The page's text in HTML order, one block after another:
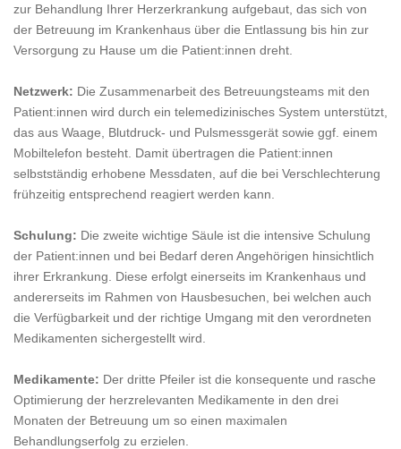
zur Behandlung Ihrer Herzerkrankung aufgebaut, das sich von
der Betreuung im Krankenhaus über die Entlassung bis hin zur
Versorgung zu Hause um die Patient:innen dreht.
Netzwerk: Die Zusammenarbeit des Betreuungsteams mit den
Patient:innen wird durch ein telemedizinisches System unterstützt,
das aus Waage, Blutdruck- und Pulsmessgerät sowie ggf. einem
Mobiltelefon besteht. Damit übertragen die Patient:innen
selbstständig erhobene Messdaten, auf die bei Verschlechterung
frühzeitig entsprechend reagiert werden kann.
Schulung: Die zweite wichtige Säule ist die intensive Schulung
der Patient:innen und bei Bedarf deren Angehörigen hinsichtlich
ihrer Erkrankung. Diese erfolgt einerseits im Krankenhaus und
andererseits im Rahmen von Hausbesuchen, bei welchen auch
die Verfügbarkeit und der richtige Umgang mit den verordneten
Medikamenten sichergestellt wird.
Medikamente: Der dritte Pfeiler ist die konsequente und rasche
Optimierung der herzrelevanten Medikamente in den drei
Monaten der Betreuung um so einen maximalen
Behandlungserfolg zu erzielen.